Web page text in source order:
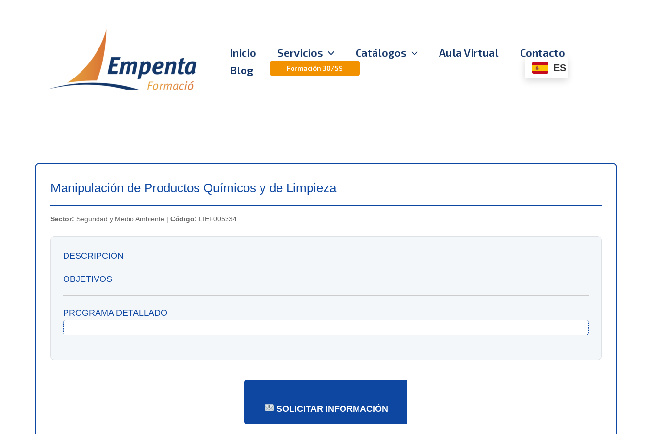
Inicio Servicios Catálogos Aula Virtual
Contacto
Blog
Formación 30/59 ES
Manipulación de Productos Químicos y de Limpieza
Sector: Seguridad y Medio Ambiente | Código: LIEF005334
DESCRIPCIÓN
OBJETIVOS
PROGRAMA DETALLADO
SOLICITAR INFORMACIÓN